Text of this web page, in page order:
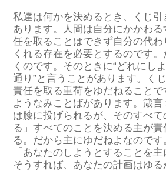
私達は何かを決めるとき、くじ
あります。人間は自分にかかわ
任を取ることはできず自分の代
くれる存在を必要とするのです。
くのです。そのときに“どれにし
通り”と言うことがあります。く
責任を取る重荷をゆだねること
ようなみことばがあります。箴
は膝に投げられるが、そのすべ
る」すべてのことを決める主が責
る。だから主にゆだねよなのです
「あなたのしようとすることを主
そうすれば、あなたの計画はゆ